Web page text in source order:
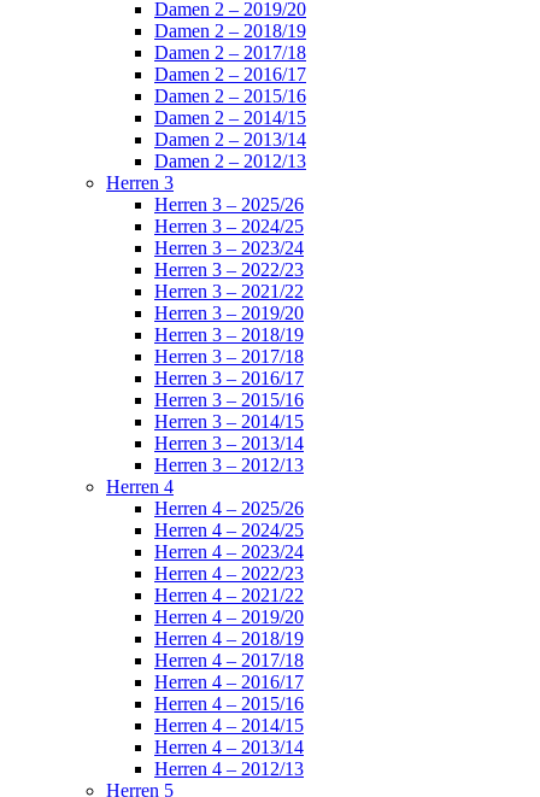
Damen 2 – 2019/20
Damen 2 – 2018/19
Damen 2 – 2017/18
Damen 2 – 2016/17
Damen 2 – 2015/16
Damen 2 – 2014/15
Damen 2 – 2013/14
Damen 2 – 2012/13
Herren 3
Herren 3 – 2025/26
Herren 3 – 2024/25
Herren 3 – 2023/24
Herren 3 – 2022/23
Herren 3 – 2021/22
Herren 3 – 2019/20
Herren 3 – 2018/19
Herren 3 – 2017/18
Herren 3 – 2016/17
Herren 3 – 2015/16
Herren 3 – 2014/15
Herren 3 – 2013/14
Herren 3 – 2012/13
Herren 4
Herren 4 – 2025/26
Herren 4 – 2024/25
Herren 4 – 2023/24
Herren 4 – 2022/23
Herren 4 – 2021/22
Herren 4 – 2019/20
Herren 4 – 2018/19
Herren 4 – 2017/18
Herren 4 – 2016/17
Herren 4 – 2015/16
Herren 4 – 2014/15
Herren 4 – 2013/14
Herren 4 – 2012/13
Herren 5